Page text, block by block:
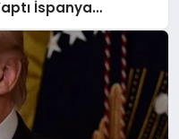
İspanya